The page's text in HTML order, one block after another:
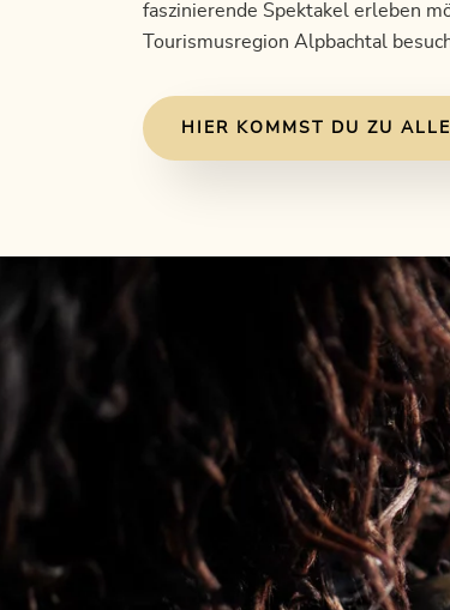
faszinierende Spektakel erleben
Tourismusregion Alpbachtal
HIER KOMMST DU ZU